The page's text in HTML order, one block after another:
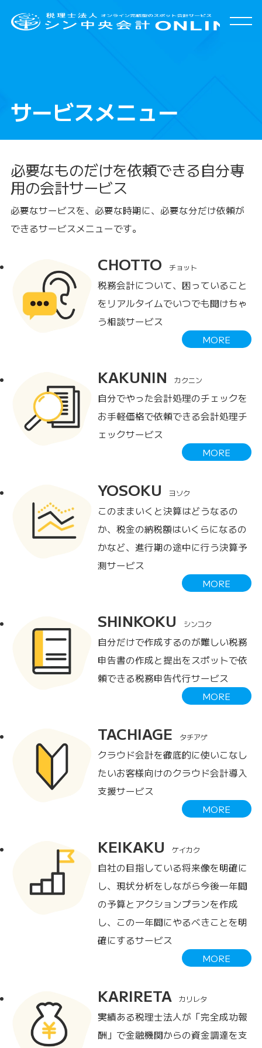
サービスメニュー
よくある質問
お客様の声
会社案内
お問合わせ/
サービスメニュー
必要なものだけを依頼できる自分専
用の会計サービス
必要なサービスを、必要な時期に、必要な分だけ依頼が
できるサービスメニューです。
CHOTTO チョット
税務会計について、困っていること
をリアルタイムでいつでも聞けちゃ
う相談サービス
MORE
KAKUNIN カクニン
自分でやった会計処理のチェックを
お手軽価格で依頼できる会計処理チ
ェックサービス
MORE
YOSOKU ヨソク
このままいくと決算はどうなるの
か、税金の納税額はいくらになるの
かなど、進行期の途中に行う決算予
測サービス
MORE
SHINKOKU シンコク
自分だけで作成するのが難しい税務
申告書の作成と提出をスポットで依
頼できる税務申告代行サービス
MORE
TACHIAGE タチアゲ
クラウド会計を徹底的に使いこなし
たいお客様向けのクラウド会計導入
支援サービス
MORE
KEIKAKU ケイカク
自社の目指している将来像を明確に
し、現状分析をしながら今後一年間
の予算とアクションプランを作成
し、この一年間にやるべきことを明
確にするサービス
MORE
KARIRETA カリレタ
実績ある税理士法人が「完全成功報
酬」で金融機関からの資金調達を支